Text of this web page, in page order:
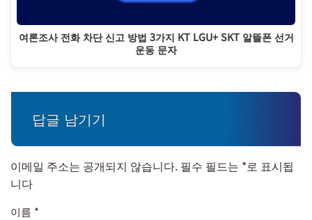
여론조사 전화 차단 신고 방법 3가지 KT LGU+ SKT 알뜰폰 선거
운동 문자
답글 남기기
이메일 주소는 공개되지 않습니다. 필수 필드는 *로 표시됩
니다
이름 *